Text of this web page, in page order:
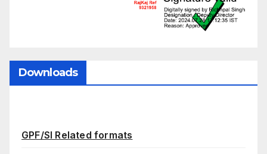
Downloads
GPF/SI Related formats